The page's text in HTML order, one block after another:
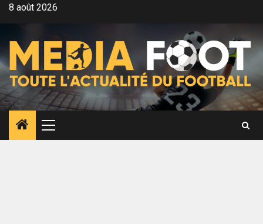
Aller8 août 2026
Menu
principal